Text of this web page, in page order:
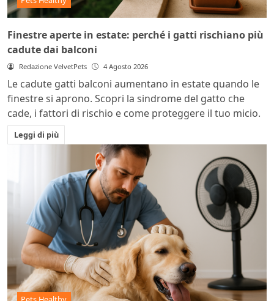
Finestre aperte in estate: perché i gatti rischiano più
cadute dai balconi
Redazione VelvetPets 4 Agosto 2026
Le cadute gatti balconi aumentano in estate quando le
finestre si aprono. Scopri la sindrome del gatto che
cade, i fattori di rischio e come proteggere il tuo micio.
Leggi di più